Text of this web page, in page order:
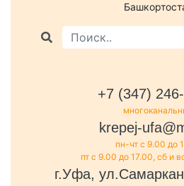
+7 (347)
krepej-
пн-чт с 9.00 до
пт с 9.00 до 17.00, сб и
г.Уфа,